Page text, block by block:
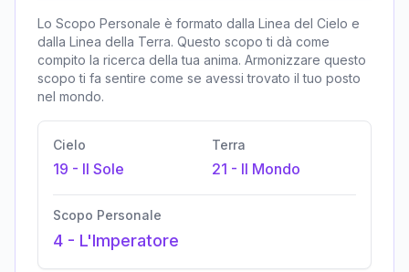
Lo Scopo Personale è formato dalla Linea del Cielo e
dalla Linea della Terra. Questo scopo ti dà come
compito la ricerca della tua anima. Armonizzare questo
scopo ti fa sentire come se avessi trovato il tuo posto
nel mondo.
Cielo
19 - Il Sole
Terra
21 - Il Mondo
Scopo Personale
4 - L'Imperatore